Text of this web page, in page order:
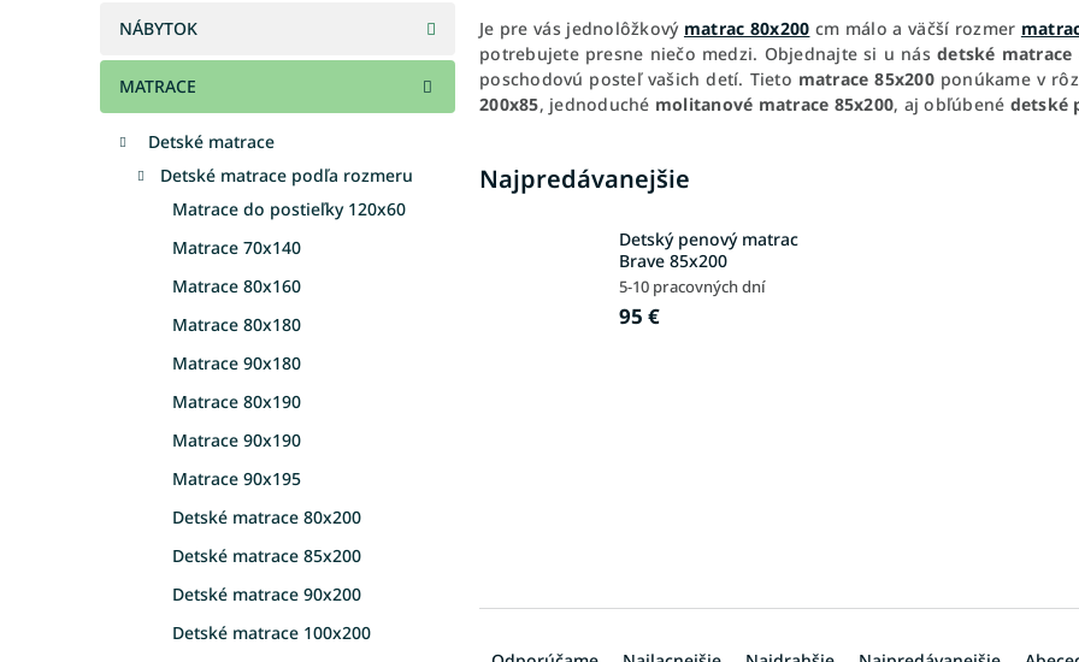
n
l
NÁBYTOK
MATRACE
Detské matrace
Detské matrace podľa rozmeru
Matrace do postieľky 120x60
Matrace 70x140
Matrace 80x160
Matrace 80x180
Matrace 90x180
Matrace 80x190
Matrace 90x190
Matrace 90x195
Detské matrace 80x200
Detské matrace 85x200
Detské matrace 90x200
Detské matrace 100x200
Je pre vás jednolôžkový matrac 80x200 cm málo a väčší rozmer
potrebujete presne niečo medzi. Objednajte si u nás detské matrace
poschodovú posteľ vašich detí. Tieto matrace 85x200ponúkame v
200x85, jednoduché molitanové matrace 85x200, aj obľúbené detské
Najpredávanejšie
Detský penový matrac
Brave 85x200
5-10 pracovných dní
95 €